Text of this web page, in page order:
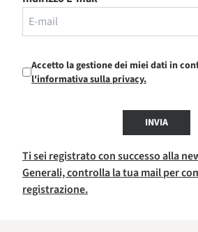
Accetto la gestione dei miei dati in
l'informativa sulla privacy.
INVIA
Ti sei registrato con successo alla
Generali, controlla la tua mail per
registrazione.